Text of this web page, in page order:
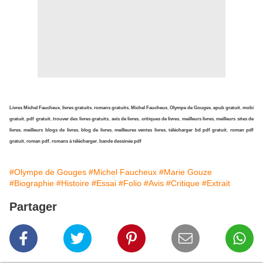
Livres Michel Faucheux livres gratuits romans gratuits Michel Faucheux Olympe de Gouges epub gratuit mobi
gratuit ,pdf gratuit, trouver des livres gratuits avis de livres critiques de livres meilleurs livres ,meilleurs sites de
livres ,meilleurs blogs de livres, blog de livres, meilleures ventes livres,télécharger bd pdf gratuit roman pdf
gratuit roman pdf romans à télécharger bande dessinée pdf
#Olympe de Gouges #Michel Faucheux #Marie Gouze
#Biographie #Histoire #Essai #Folio #Avis #Critique #Extrait
Partager